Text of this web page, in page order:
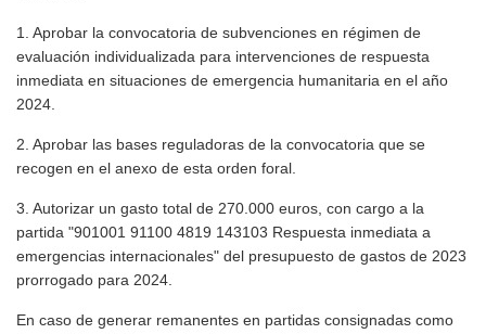
1. Aprobar la convocatoria de subvenciones en régimen de
evaluación individualizada para intervenciones de respuesta
inmediata en situaciones de emergencia humanitaria en el año
2024.
2. Aprobar las bases reguladoras de la convocatoria que se
recogen en el anexo de esta orden foral.
3. Autorizar un gasto total de 270.000 euros, con cargo a la
partida "901001 91100 4819 143103 Respuesta inmediata a
emergencias internacionales" del presupuesto de gastos de 2023
prorrogado para 2024.
En caso de generar remanentes en partidas consignadas como